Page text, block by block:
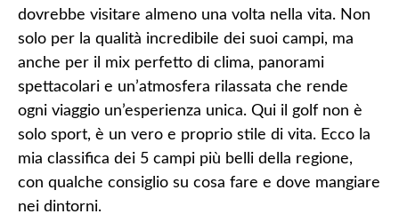
dovrebbe visitare almeno una volta nella vita. Non
solo per la qualità incredibile dei suoi campi, ma
anche per il mix perfetto di clima, panorami
spettacolari e un’atmosfera rilassata che rende
ogni viaggio un’esperienza unica. Qui il golf non è
solo sport, è un vero e proprio stile di vita. Ecco la
mia classifica dei 5 campi più belli della regione,
con qualche consiglio su cosa fare e dove mangiare
nei dintorni.